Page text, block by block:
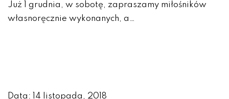
Już 1 grudnia, w sobotę, zapraszamy miłośników
własnoręcznie wykonanych, a…
Data: 14 listopada, 2018